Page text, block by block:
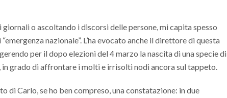
o ascoltando i discorsi delle persone, mi capita spesso
nazionale”. L’ha evocato anche il direttore di questa
per il dopo elezioni del 4 marzo la nascita di una specie di
in grado di affrontare i molti e irrisolti nodi ancora sul tappeto.
di Carlo, se ho ben compreso, una constatazione: in due